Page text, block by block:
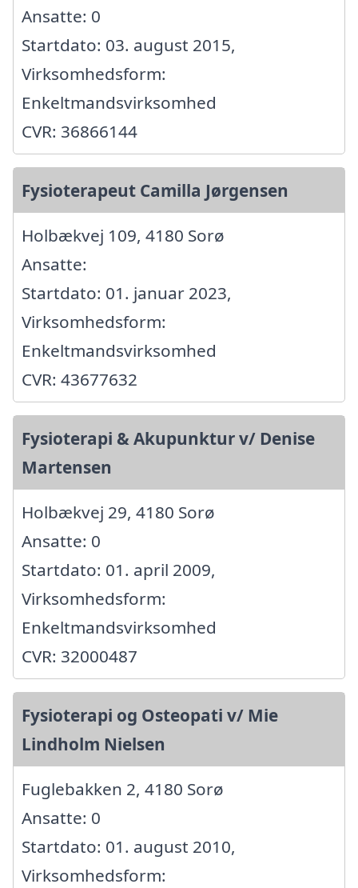
Ansatte: 0
Startdato: 03. august 2015,
Virksomhedsform:
Enkeltmandsvirksomhed
CVR: 36866144
Fysioterapeut Camilla Jørgensen
Holbækvej 109, 4180 Sorø
Ansatte:
Startdato: 01. januar 2023,
Virksomhedsform:
Enkeltmandsvirksomhed
CVR: 43677632
Fysioterapi & Akupunktur v/ Denise
Martensen
Holbækvej 29, 4180 Sorø
Ansatte: 0
Startdato: 01. april 2009,
Virksomhedsform:
Enkeltmandsvirksomhed
CVR: 32000487
Fysioterapi og Osteopati v/ Mie
Lindholm Nielsen
Fuglebakken 2, 4180 Sorø
Ansatte: 0
Startdato: 01. august 2010,
Virksomhedsform: